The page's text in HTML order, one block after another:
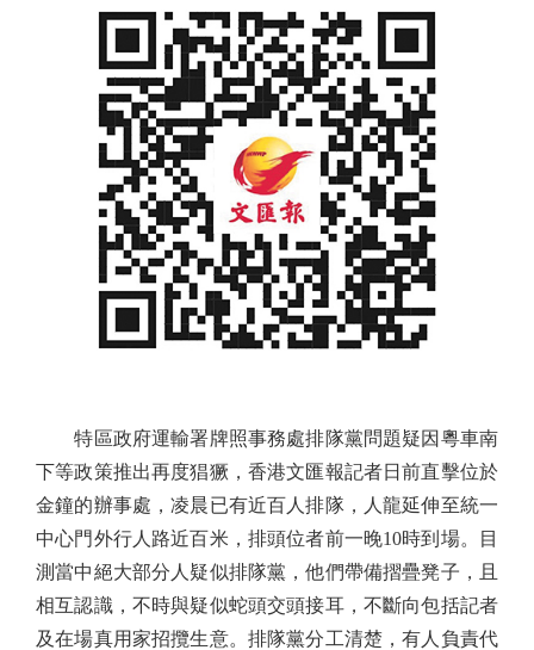
特區政府運輸署牌照事務處排隊黨問題疑因粵車南
下等政策推出再度猖獗，香港文匯報記者日前直擊位於
金鐘的辦事處，凌晨已有近百人排隊，人龍延伸至統一
中心門外行人路近百米，排頭位者前一晚10時到場。目
測當中絕大部分人疑似排隊黨，他們帶備摺疊凳子，且
相互認識，不時與疑似蛇頭交頭接耳，不斷向包括記者
及在場真用家招攬生意。排隊黨分工清楚，有人負責代